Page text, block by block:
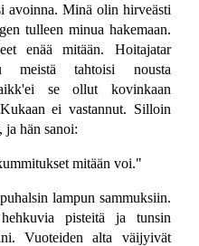
avoinna. Minä olin hirveästi
tulleen minua hakemaan.
enää mitään. Hoitajatar
tahtoisi nousta
se ollut kovinkaan
ei vastannut. Silloin
ja hän sanoi:
mitään voi."
lampun sammuksiin.
pisteitä ja tunsin
Vuoteiden alta väijyivät